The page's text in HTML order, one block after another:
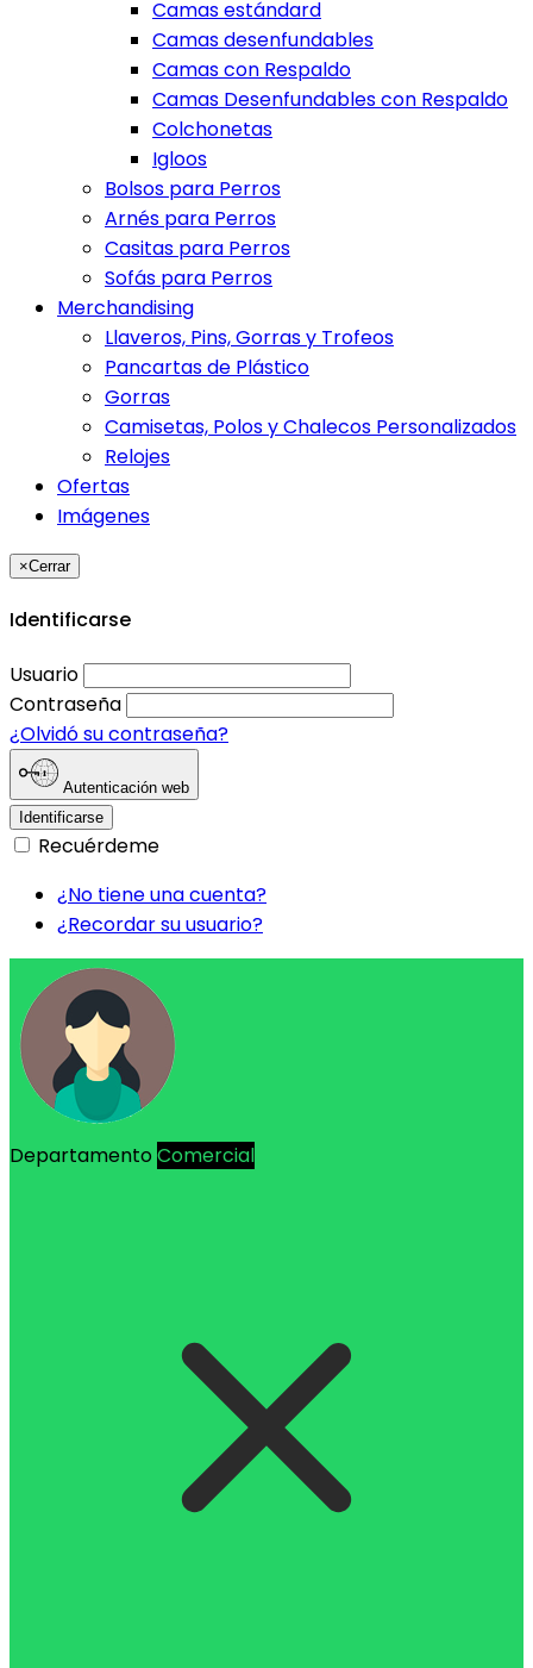
Camas estándard
Camas desenfundables
Camas con Respaldo
Camas Desenfundables con Respaldo
Colchonetas
Igloos
Bolsos para Perros
Arnés para Perros
Casitas para Perros
Sofás para Perros
Merchandising
Llaveros, Pins, Gorras y Trofeos
Pancartas de Plástico
Gorras
Camisetas, Polos y Chalecos Personalizados
Relojes
Ofertas
Imágenes
×Cerrar
Identificarse
Usuario
Contraseña
¿Olvidó su contraseña?
Autenticación web
Identificarse
Recuérdeme
¿No tiene una cuenta?
¿Recordar su usuario?
DepartamentoComercial